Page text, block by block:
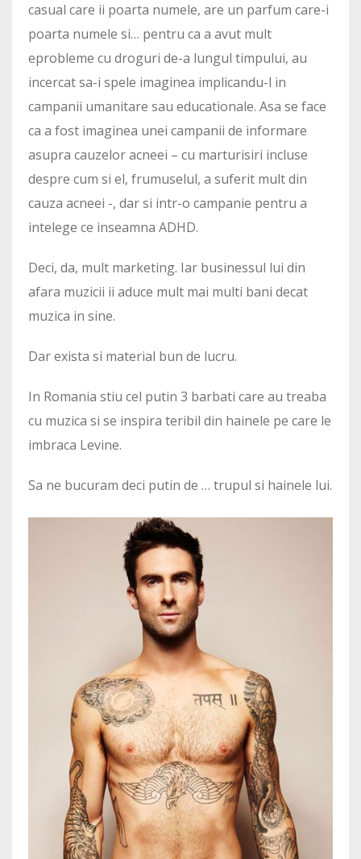
casual care ii poarta numele, are un parfum care-i
poarta numele si… pentru ca a avut mult
eprobleme cu droguri de-a lungul timpului, au
incercat sa-i spele imaginea implicandu-l in
campanii umanitare sau educationale. Asa se face
ca a fost imaginea unei campanii de informare
asupra cauzelor acneei – cu marturisiri incluse
despre cum si el, frumuselul, a suferit mult din
cauza acneei -, dar si intr-o campanie pentru a
intelege ce inseamna ADHD.
Deci, da, mult marketing. Iar businessul lui din
afara muzicii ii aduce mult mai multi bani decat
muzica in sine.
Dar exista si material bun de lucru.
In Romania stiu cel putin 3 barbati care au treaba
cu muzica si se inspira teribil din hainele pe care le
imbraca Levine.
Sa ne bucuram deci putin de … trupul si hainele lui.